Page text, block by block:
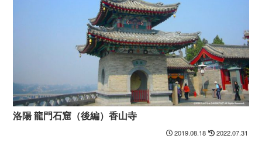
洛陽 龍門石窟（後編）香山寺
2019.08.18 2022.07.31